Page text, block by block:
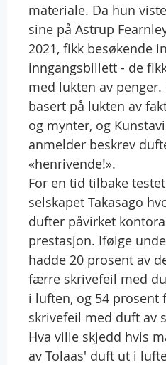
materiale. Da hun
sine på Astrup
2021, fikk besøkende
inngangsbillett - de
med lukten av
basert på lukten av
og mynter, og
anmelder beskrev
«henrivende!».
For en tid tilbake
selskapet Takasago
dufter påvirket
prestasjon. Ifølge
hadde 20 prosent av
færre skrivefeil med
i luften, og 54 prosent
skrivefeil med duft av
Hva ville skjedd hvis
av Tolaas' duft ut i